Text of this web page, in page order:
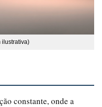
ilustrativa)
constante, onde a